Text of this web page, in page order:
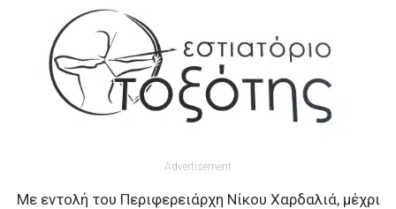
Advertisement
Με εντολή του Περιφερειάρχη Νίκου Χαρδαλιά, μέχρι